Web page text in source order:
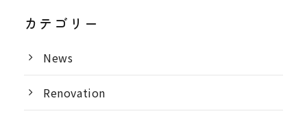
カテゴリー
News
Renovation